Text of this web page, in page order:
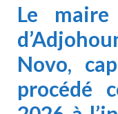
Le
Novo,
procédé